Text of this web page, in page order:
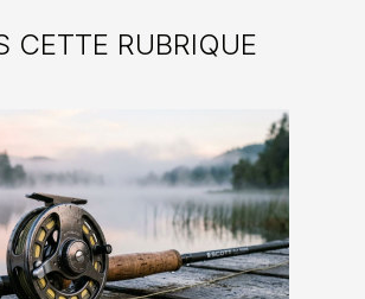
CETTE RUBRIQUE